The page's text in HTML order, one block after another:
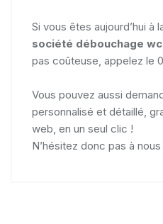
Si vous êtes aujourd’hui à
société débouchage
pas coûteuse, appelez le
Vous pouvez aussi
personnalisé et détaillé,
web, en un seul clic !
N’hésitez donc pas à